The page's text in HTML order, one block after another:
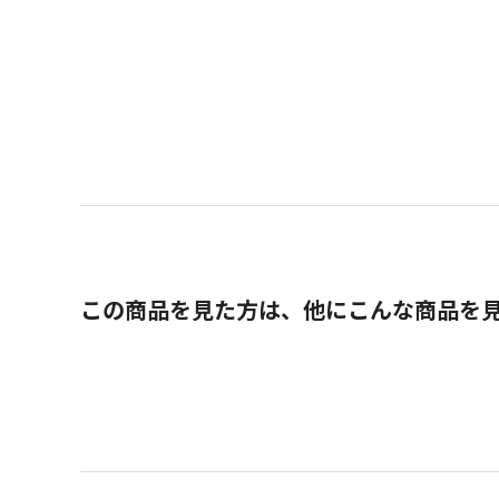
この商品を見た方は、他にこんな商品を